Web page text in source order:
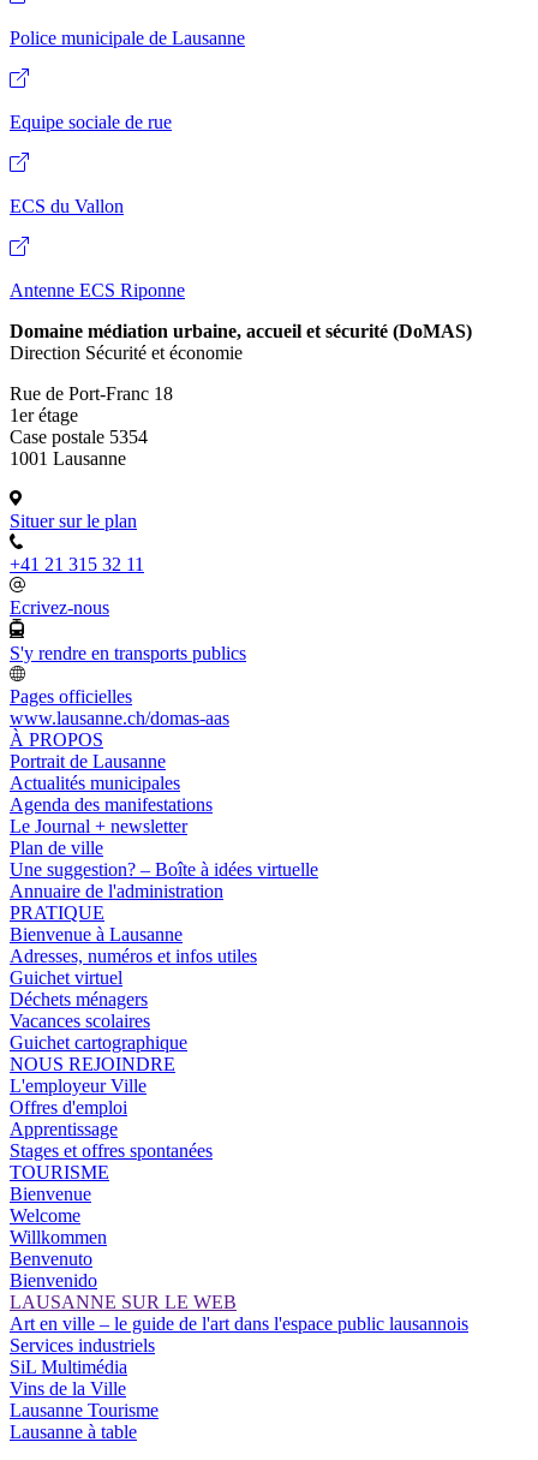
Police municipale de Lausanne
Equipe sociale de rue
ECS du Vallon
Antenne ECS Riponne
Domaine médiation urbaine, accueil et sécurité (DoMAS)
Direction Sécurité et économie
Rue de Port-Franc 18
1er étage
Case postale 5354
1001 Lausanne
Situer sur le plan
+41 21 315 32 11
Ecrivez-nous
S'y rendre en transports publics
Pages officielles
www.lausanne.ch/domas-aas
À PROPOS
Portrait de Lausanne
Actualités municipales
Agenda des manifestations
Le Journal + newsletter
Plan de ville
Une suggestion? – Boîte à idées virtuelle
Annuaire de l'administration
PRATIQUE
Bienvenue à Lausanne
Adresses, numéros et infos utiles
Guichet virtuel
Déchets ménagers
Vacances scolaires
Guichet cartographique
NOUS REJOINDRE
L'employeur Ville
Offres d'emploi
Apprentissage
Stages et offres spontanées
TOURISME
Bienvenue
Welcome
Willkommen
Benvenuto
Bienvenido
LAUSANNE SUR LE WEB
Art en ville – le guide de l'art dans l'espace public lausannois
Services industriels
SiL Multimédia
Vins de la Ville
Lausanne Tourisme
Lausanne à table